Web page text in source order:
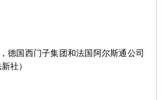
德国西门子集团和法国阿尔斯通公司
社）